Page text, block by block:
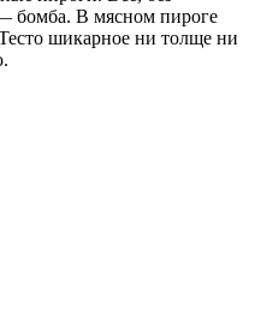
бомба. В мясном пироге
шикарное ни толще ни